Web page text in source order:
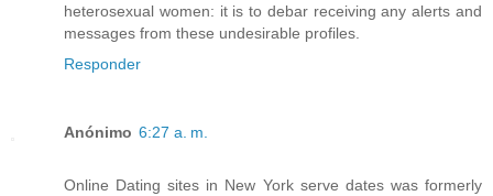
heterosexual women: it is to debar receiving any alerts and
messages from these undesirable profiles.
Responder
Anónimo 6:27 a. m.
Online Dating sites in New York serve dates was formerly